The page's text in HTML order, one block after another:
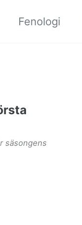
Fenologi
säsongens